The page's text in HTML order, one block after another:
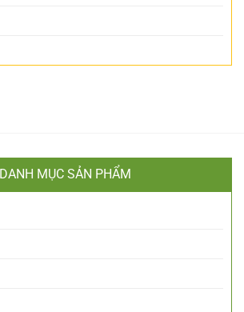
DANH MỤC SẢN PHẨM